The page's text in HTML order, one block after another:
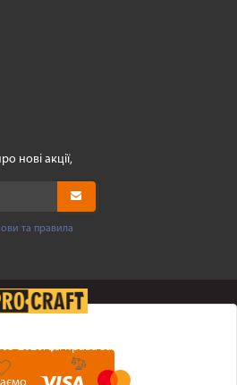
нові акції,
та правила
2026. Усі права захищенні